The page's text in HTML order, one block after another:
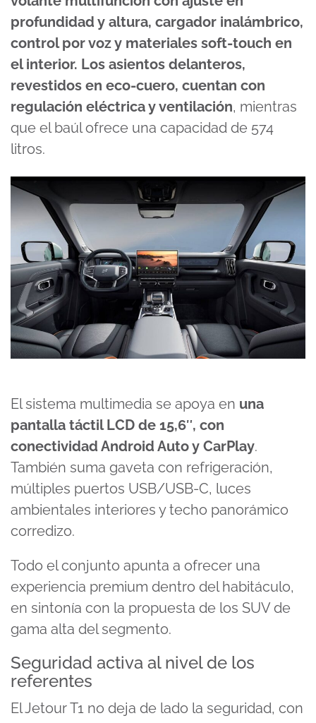
profundidad y altura, cargador inalámbrico,
control por voz y materiales soft-touch en
el interior. Los asientos delanteros,
revestidos en eco-cuero, cuentan con
regulación eléctrica y ventilación, mientras
que el baúl ofrece una capacidad de 574
litros.
El sistema multimedia se apoya en una
pantalla táctil LCD de 15,6″, con
conectividad Android Auto y CarPlay.
También suma gaveta con refrigeración,
múltiples puertos USB/USB-C, luces
ambientales interiores y techo panorámico
corredizo.
Todo el conjunto apunta a ofrecer una
experiencia premium dentro del habitáculo,
en sintonía con la propuesta de los SUV de
gama alta del segmento.
Seguridad activa al nivel de los
referentes
El Jetour T1 no deja de lado la seguridad, con